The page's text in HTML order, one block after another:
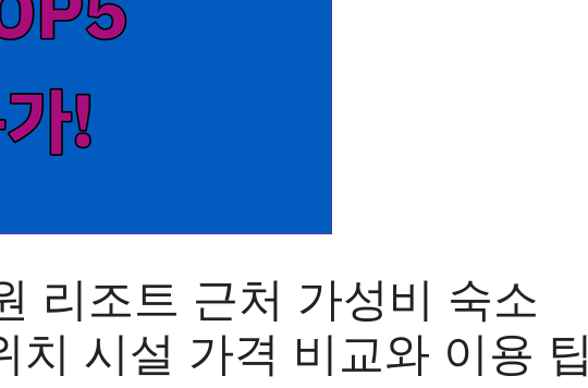
리조트 근처 가성비 숙소
치 시설 가격 비교와 이용 팁